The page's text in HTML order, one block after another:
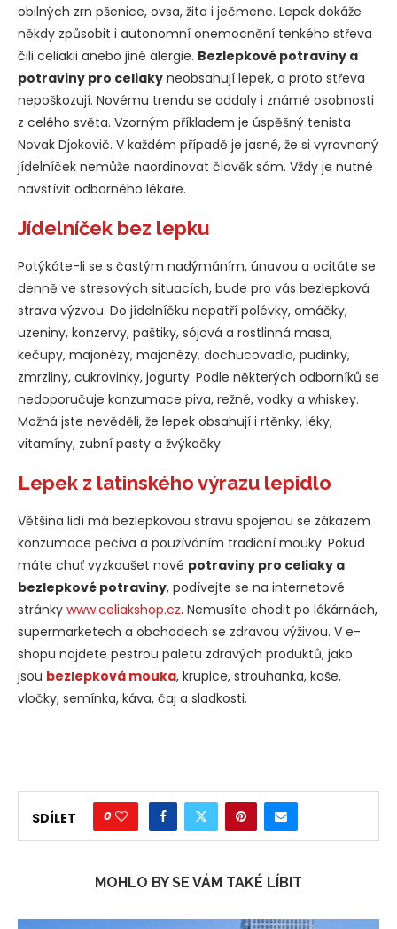
obilných zrn pšenice, ovsa, žita i ječmene. Lepek dokáže
někdy způsobit i autonomní onemocnění tenkého střeva
čili celiakii anebo jiné alergie. Bezlepkové potraviny a
potraviny pro celiaky neobsahují lepek, a proto střeva
nepoškozují. Novému trendu se oddaly i známé osobnosti
z celého světa. Vzorným příkladem je úspěšný tenista
Novak Djokovič. V každém případě je jasné, že si vyrovnaný
jídelníček nemůže naordinovat člověk sám. Vždy je nutné
navštívit odborného lékaře.
Jídelníček bez lepku
Potýkáte-li se s častým nadýmáním, únavou a ocitáte se
denně ve stresových situacích, bude pro vás bezlepková
strava výzvou. Do jídelníčku nepatří polévky, omáčky,
uzeniny, konzervy, paštiky, sójová a rostlinná masa,
kečupy, majonézy, majonézy, dochucovadla, pudinky,
zmrzliny, cukrovinky, jogurty. Podle některých odborníků se
nedoporučuje konzumace piva, režné, vodky a whiskey.
Možná jste nevěděli, že lepek obsahují i rtěnky, léky,
vitamíny, zubní pasty a žvýkačky.
Lepek z latinského výrazu lepidlo
Většina lidí má bezlepkovou stravu spojenou se zákazem
konzumace pečiva a používáním tradiční mouky. Pokud
máte chuť vyzkoušet nové potraviny pro celiaky a
bezlepkové potraviny, podívejte se na internetové
stránky www.celiakshop.cz. Nemusíte chodit po lékárnách,
supermarketech a obchodech se zdravou výživou. V e-
shopu najdete pestrou paletu zdravých produktů, jako
jsou bezlepková mouka, krupice, strouhanka, kaše,
vločky, semínka, káva, čaj a sladkosti.
SDÍLET 0
MOHLO BY SE VÁM TAKÉ LÍBIT